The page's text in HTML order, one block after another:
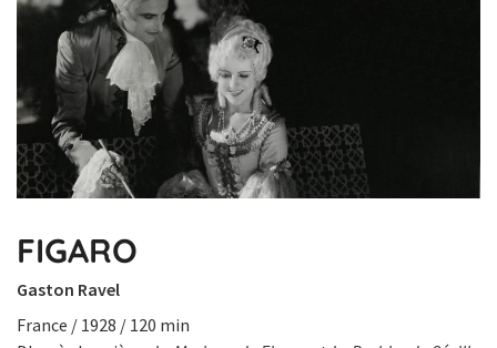
FIGARO
Gaston Ravel
France / 1928 / 120 min